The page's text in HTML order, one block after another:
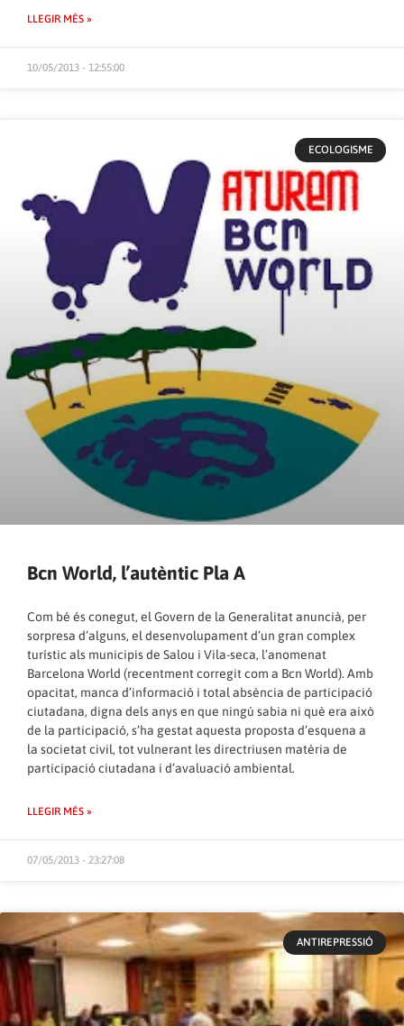
LLEGIR MÉS »
10/05/2013 - 12:55:00
ECOLOGISME
Bcn World, l’autèntic Pla A
Com bé és conegut, el Govern de la Generalitat anuncià, per
sorpresa d’alguns, el desenvolupament d’un gran complex
turístic als municipis de Salou i Vila-seca, l’anomenat
Barcelona World (recentment corregit com a Bcn World). Amb
opacitat, manca d’informació i total absència de participació
ciutadana, digna dels anys en que ningú sabia ni què era això
de la participació, s’ha gestat aquesta proposta d’esquena a
la societat civil, tot vulnerant les directriusen matèria de
participació ciutadana i d’avaluació ambiental.
LLEGIR MÉS »
07/05/2013 - 23:27:08
ANTIREPRESSIÓ